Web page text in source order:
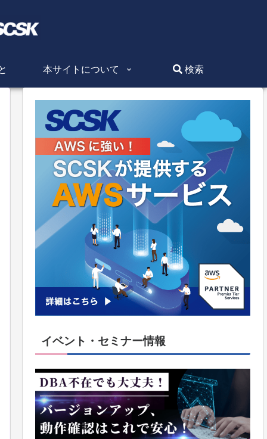
本サイトについて 検索
イベント・セミナー情報